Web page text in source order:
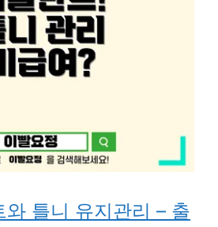
와 틀니 유지관리 – 출